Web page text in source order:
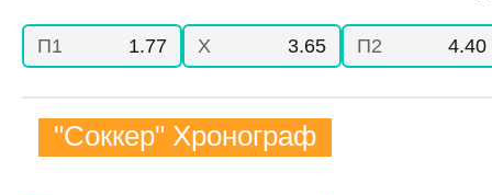
П1 1.77 X 3.65 П2 4.40
"Соккер" Хронограф